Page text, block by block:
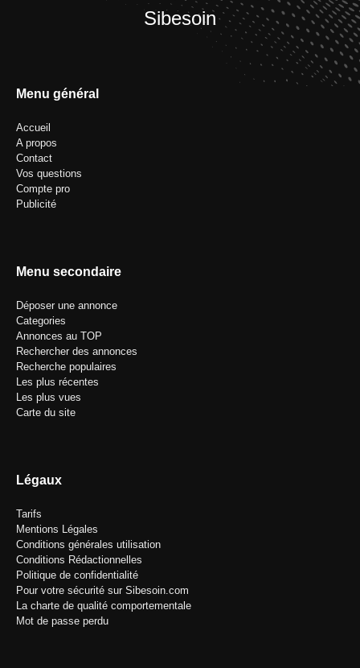
Sibesoin
Menu général
Accueil
A propos
Contact
Vos questions
Compte pro
Publicité
Menu secondaire
Déposer une annonce
Categories
Annonces au TOP
Rechercher des annonces
Recherche populaires
Les plus récentes
Les plus vues
Carte du site
Légaux
Tarifs
Mentions Légales
Conditions générales utilisation
Conditions Rédactionnelles
Politique de confidentialité
Pour votre sécurité sur Sibesoin.com
La charte de qualité comportementale
Mot de passe perdu